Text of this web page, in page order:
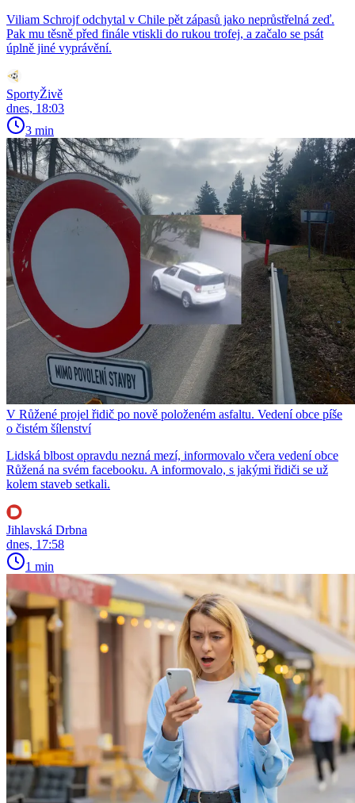
Viliam Schrojf odchytal v Chile pět zápasů jako neprůstřelná zeď.
Pak mu těsně před finále vtiskli do rukou trofej, a začalo se psát
úplně jiné vyprávění.
SportyŽivě
dnes, 18:03
3 min
V Růžené projel řidič po nově položeném asfaltu. Vedení obce píše
o čistém šílenství
Lidská blbost opravdu nezná mezí, informovalo včera vedení obce
Růžená na svém facebooku. A informovalo, s jakými řidiči se už
kolem staveb setkali.
Jihlavská Drbna
dnes, 17:58
1 min